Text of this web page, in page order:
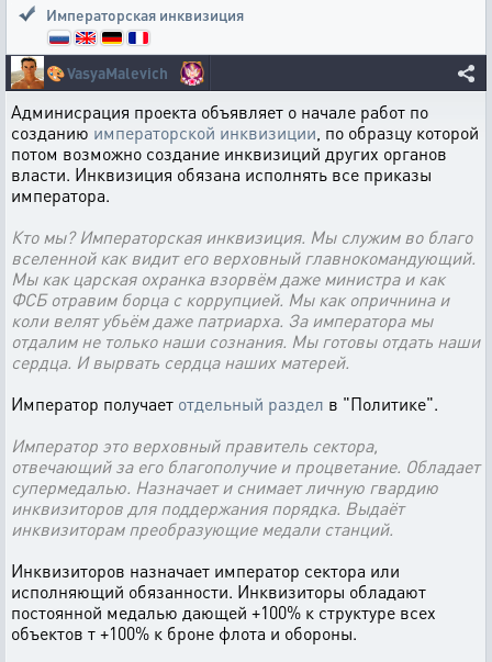
Императорская инквизиция
🎨VasyaMalevich
Админисрация проекта объявляет о начале работ по
созданию императорской инквизиции , по образцу которой
потом возможно создание инквизиций других органов
власти. Инквизиция обязана исполнять все приказы
императора.
Кто мы? Императорская инквизиция. Мы служим во благо
вселенной как видит его верховный главнокомандующий.
Мы как царская охранка взорвём даже министра и как
ФСБ отравим борца с коррупцией. Мы как опричнина и
коли велят убьём даже патриарха. За императора мы
отдалим не только наши сознания. Мы готовы отдать наши
сердца. И вырвать сердца наших матерей.
Император получает отдельный раздел в "Политике".
Император это верховный правитель сектора,
отвечающий за его благополучие и процветание. Обладает
супермедалью. Назначает и снимает личную гвардию
инквизиторов для поддержания порядка. Выдаёт
инквизиторам преобразующиемедали станций.
Инквизиторов назначает император сектора или
исполняющий обязанности. Инквизиторы обладают
постоянной медалью дающей +100% к структуре всех
объектов т +100% к броне флота и обороны.